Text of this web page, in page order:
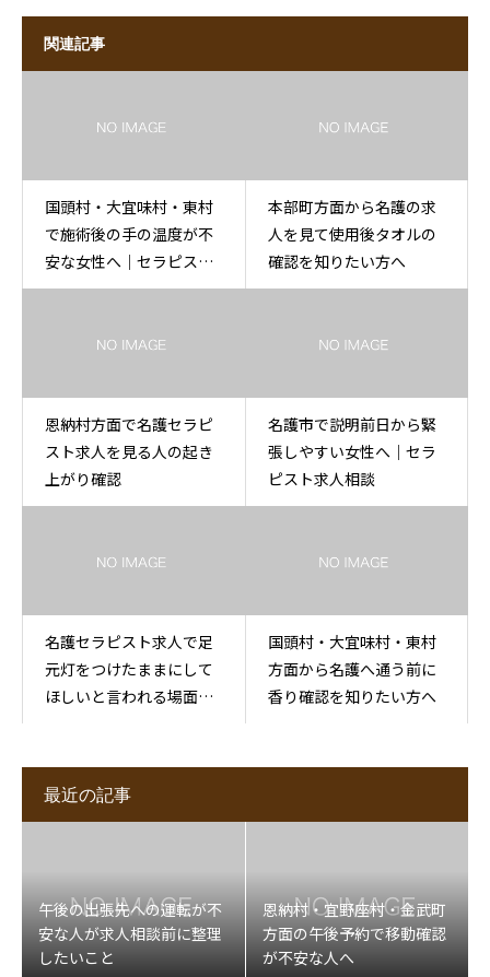
関連記事
国頭村・大宜味村・東村
で施術後の手の温度が不
安な女性へ｜セラピスト
求人相談
本部町方面から名護の求
人を見て使用後タオルの
確認を知りたい方へ
恩納村方面で名護セラピ
スト求人を見る人の起き
上がり確認
名護市で説明前日から緊
張しやすい女性へ｜セラ
ピスト求人相談
名護セラピスト求人で足
元灯をつけたままにして
ほしいと言われる場面が
国頭村・大宜味村・東村
方面から名護へ通う前に
香り確認を知りたい方へ
最近の記事
午後の出張先への運転が不
安な人が求人相談前に整理
したいこと
恩納村・宜野座村・金武町
方面の午後予約で移動確認
が不安な人へ